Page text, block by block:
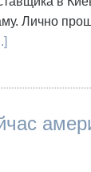
Лично